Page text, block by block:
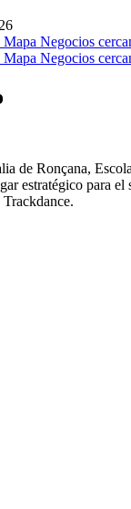
Mapa Negocios
Mapa Negocios
de Ronçana,
estratégico para